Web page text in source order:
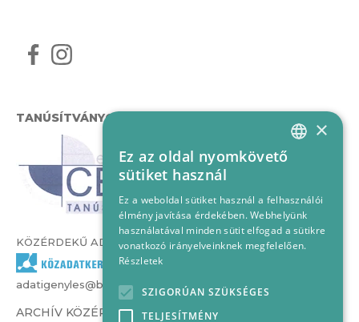
TANÚSÍTVÁNYOK
KÖZÉRDEKŰ ADATOK
adatigenyles@bvcs.hu
ARCHÍV KÖZÉRDEKŰ ADATOK –
HUNGARIAN
×
Ez az oldal nyomkövető
sütiket használ
Ez a weboldal sütiket használ a felhasználói
élmény javítása érdekében. Webhelyünk
használatával minden sütit elfogad a sütikre
vonatkozó irányelveinknek megfelelően.
Részletek
SZIGORÚAN SZÜKSÉGES
TELJESÍTMÉNY